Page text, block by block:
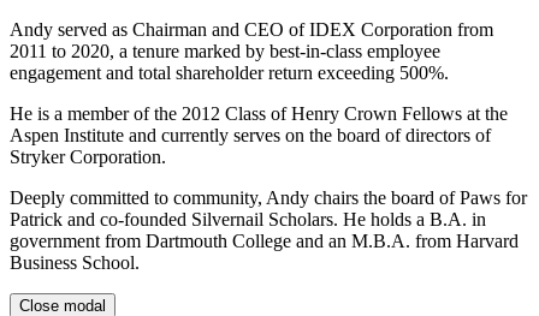
Andy served as Chairman and CEO of IDEX Corporation from
2011 to 2020, a tenure marked by best-in-class employee
engagement and total shareholder return exceeding 500%.
He is a member of the 2012 Class of Henry Crown Fellows at the
Aspen Institute and currently serves on the board of directors of
Stryker Corporation.
Deeply committed to community, Andy chairs the board of Paws for
Patrick and co-founded Silvernail Scholars. He holds a B.A. in
government from Dartmouth College and an M.B.A. from Harvard
Business School.
Close modal